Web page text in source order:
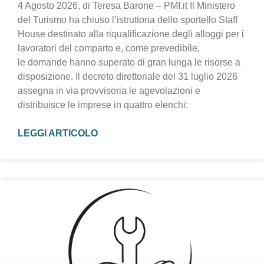
4 Agosto 2026, di Teresa Barone – PMI.it Il Ministero
del Turismo ha chiuso l’istruttoria dello sportello Staff
House destinato alla riqualificazione degli alloggi per i
lavoratori del comparto e, come prevedibile,
le domande hanno superato di gran lunga le risorse a
disposizione. Il decreto direttoriale del 31 luglio 2026
assegna in via provvisoria le agevolazioni e
distribuisce le imprese in quattro elenchi:
LEGGI ARTICOLO